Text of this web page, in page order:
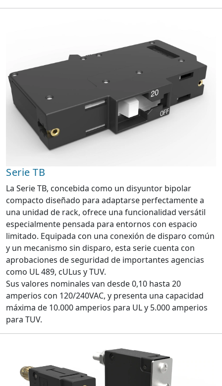
Serie TB
La Serie TB, concebida como un disyuntor bipolar
compacto diseñado para adaptarse perfectamente a
una unidad de rack, ofrece una funcionalidad versátil
especialmente pensada para entornos con espacio
limitado. Equipada con una conexión de disparo común
y un mecanismo sin disparo, esta serie cuenta con
aprobaciones de seguridad de importantes agencias
como UL 489, cULus y TUV.
Sus valores nominales van desde 0,10 hasta 20
amperios con 120/240VAC, y presenta una capacidad
máxima de 10.000 amperios para UL y 5.000 amperios
para TUV.